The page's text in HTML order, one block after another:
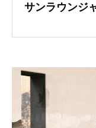
サンラウンジ
イメージブック